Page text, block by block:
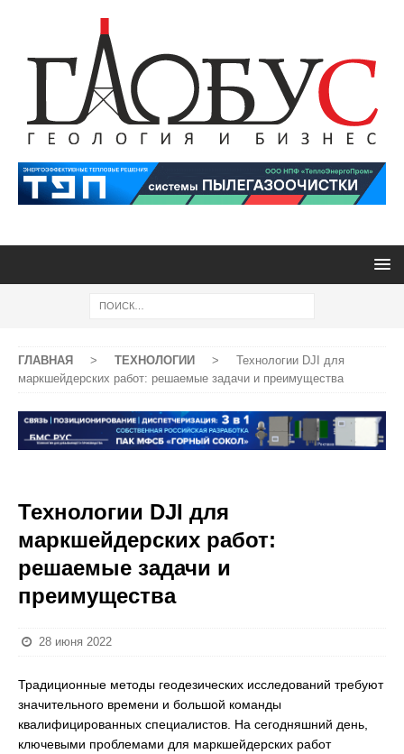
ГЛАВНАЯ > ТЕХНОЛОГИИ >
Технологии DJI для
маркшейдерских работ: решаемые задачи и преимущества
Технологии DJI для
маркшейдерских работ:
решаемые задачи и
преимущества
28 июня 2022
Традиционные методы геодезических исследований требуют
значительного времени и большой команды
квалифицированных специалистов. На сегодняшний день,
ключевыми проблемами для маркшейдерских работ